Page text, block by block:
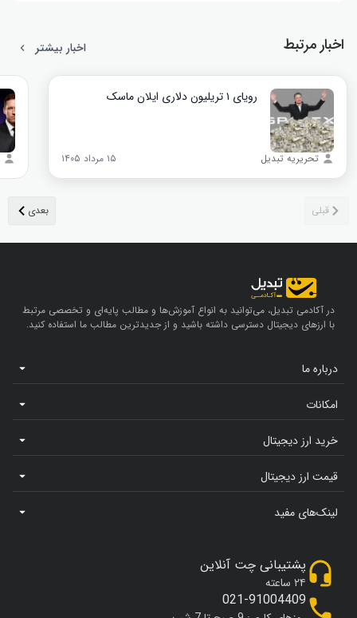
اخبار مرتبط اخبار بیشتر
رویای ۱ تریلیون دلاری ایلان ماسک
تحریریه تبدیل ۱۵ مرداد ۱۴۰۵
در آکادمی تبدیل، می‌توانید به انواع آموزش‌ها و مطالب پایه‌ای و تخصصی مرتبط
با ارزهای دیجیتال دسترسی داشته باشید و از جدیدترین مطالب ما استفاده کنید.
درباره ما
امکانات
خرید ارز دیجیتال
قیمت ارز دیجیتال
لینک‌های مفید
پشتیبانی چت آنلاین
۲۴ ساعته
021-91004409